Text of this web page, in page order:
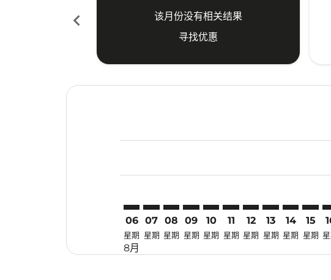
chevron_left
该月份没有相关结果
寻找优惠
06
星期
8月
07
星期
08
星期
09
星期
10
星期
11
星期
12
星期
13
星期
14
星期
15
星期